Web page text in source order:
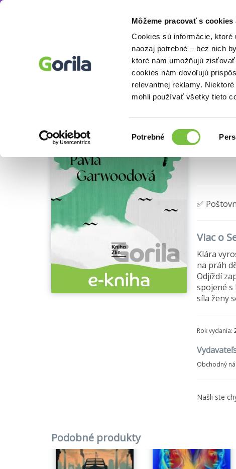
Môžeme pracovať s
Cookies sú informácie,
naozaj potrebné – bez nich
ktoré nám umožňujú
cookies nám dovoľujú
relevantnej reklamy.
mohli používať všetky tieto
súhlasu
Potrebné
Beletria knihy Spoločenská beletria
PDF
✅
Viac o
Klára
na práh
Odjíždí
spojené s
síla ženy
Rok vydania:
Obchodný
Našli ste
Podobné produkty